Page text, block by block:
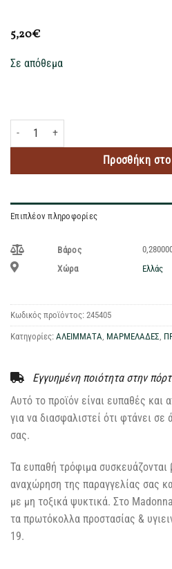
5,20€
Σε απόθεμα
EVLOGIA ΜΑΡΜΕΛΑΔΑ ΠΟΡΤΟΚΑΛΙ ΜΕ
Προσθήκη
Επιπλέον πληροφορίες
Βάρος
Χώρα
Ελλάς
Κωδικός προϊόντος: 245405
Κατηγορίες: ΑΛΕΙΜΜΑΤΑ, ΜΑΡΜΕΛΑΔΕΣ,
Εγγυημένη ποιότητα στην
Αυτό το προϊόν είναι ευπαθές και
για να διασφαλιστεί ότι φτάνει
σας.
Τα ευπαθή τρόφιμα συσκευάζονται
αναχώρηση της παραγγελίας σας
με μη τοξικά ψυκτικά. Στο
τα πρωτόκολλα προστασίας &
19.